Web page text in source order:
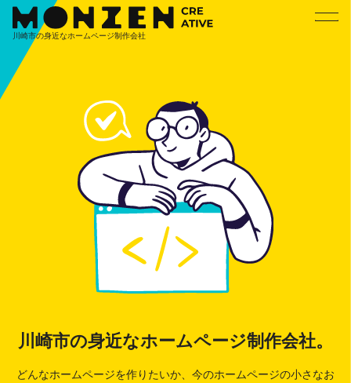
ッ
川崎市の身近なホームページ制作会社
川崎市の身近なホームページ制作会社。
どんなホームページを作りたいか、今のホームページの小さなお